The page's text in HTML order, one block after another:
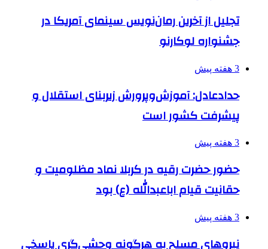
تجلیل از آخرین رمان‌نویس سینمای آمریکا در
جشنواره لوکارنو
3 هفته پیش
حدادعادل: آموزش‌وپرورش زیربنای استقلال و
پیشرفت کشور است
3 هفته پیش
حضور حضرت رقیه در کربلا نماد مظلومیت و
حقانیت قیام اباعبدالله (ع) بود
3 هفته پیش
نیروهای مسلح به هرگونه وحشی‌گری پاسخی